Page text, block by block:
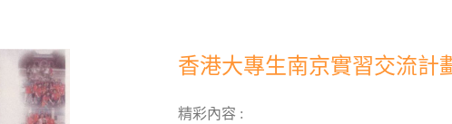
香港大專生南京實習交流計
精彩內容 :